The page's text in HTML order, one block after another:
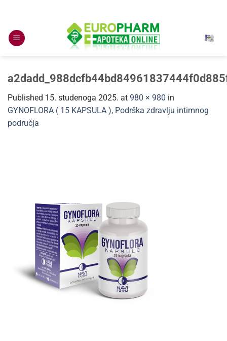
content
Published 15. studenoga 2025. at 980 × 980 in
GYNOFLORA ( 15 KAPSULA ), Podrška zdravlju intimnog
područja